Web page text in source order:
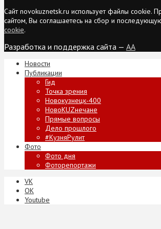
Сайт novokuznetsk.ru использует файлы cookie.
сайтом, Вы соглашаетесь на сбор и
cookie.
Разработка и поддержка сайта — AA
Новости
Публикации
Гид
Точка зрения
Новокузнецк-400
НовоKUZнечане
Прямые вопросы
Дело прошлого
#КузняРулит
Фото
Фото дня
Фоторепортажи
VK
ОК
Youtube